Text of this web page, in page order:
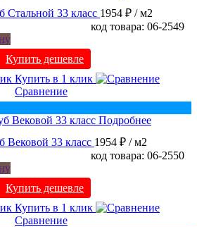
33 класс 1954 ₽ / м2
код товара: 06-2549
Купить дешевле
Купить в 1 клик
Сравнение
Подробнее
Вековой 33 класс 1954 ₽ / м2
код товара: 06-2550
Купить дешевле
Купить в 1 клик
Сравнение